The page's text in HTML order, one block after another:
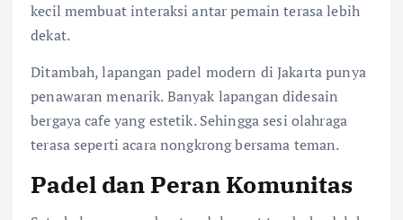
kecil membuat interaksi antar pemain terasa lebih
dekat.
Ditambah, lapangan padel modern di Jakarta punya
penawaran menarik. Banyak lapangan didesain
bergaya cafe yang estetik. Sehingga sesi olahraga
terasa seperti acara nongkrong bersama teman.
Padel dan Peran Komunitas